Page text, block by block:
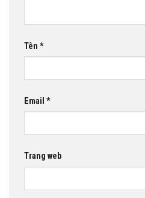
Tên *
Email *
Trang web